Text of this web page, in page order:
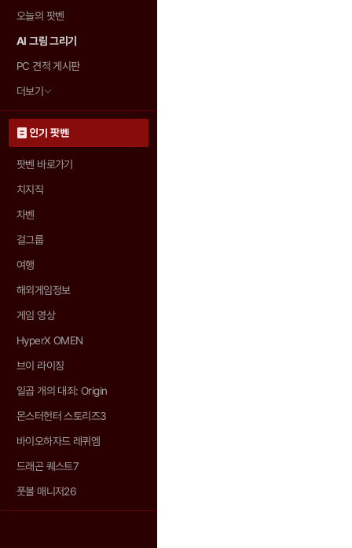
오늘의 팟벤
AI 그림 그리기
PC 견적 게시판
더보기
인기 팟벤
팟벤 바로가기
치지직
차벤
걸그룹
여행
해외게임정보
게임 영상
HyperX OMEN
브이 라이징
일곱 개의 대죄: Origin
몬스터헌터 스토리즈3
바이오하자드 레퀴엠
드래곤 퀘스트7
풋볼 매니저26